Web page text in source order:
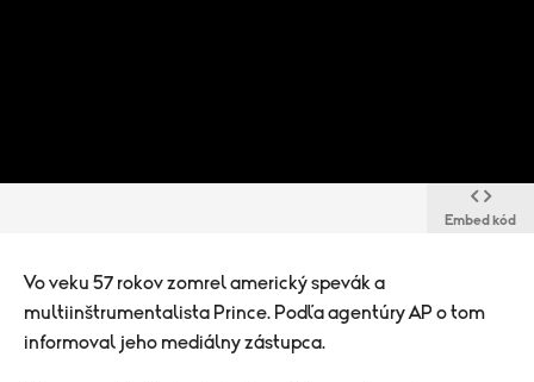
Embed kód
Vo veku 57 rokov zomrel americký spevák a
multiinštrumentalista Prince. Podľa agentúry AP o tom
informoval jeho mediálny zástupca.